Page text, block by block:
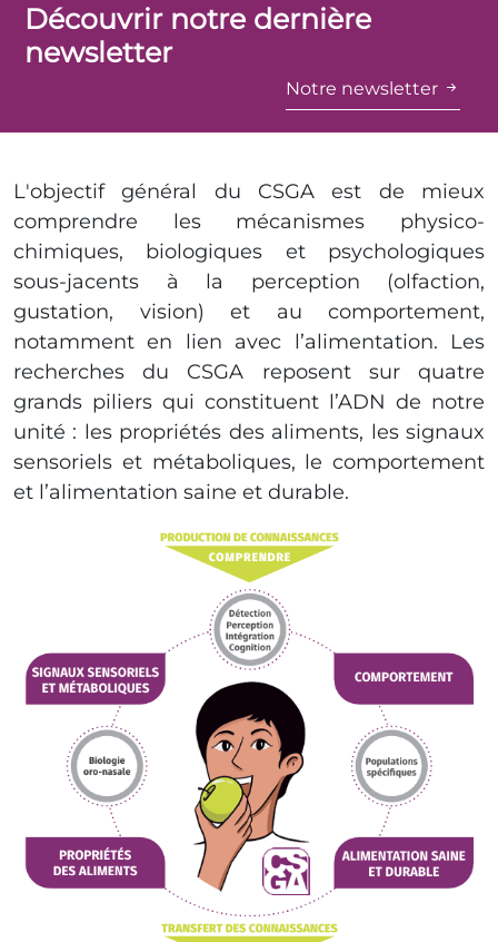
Découvrir notre dernière
newsletter
Notre newsletter
L'objectif général du CSGA est de mieux
comprendre les mécanismes physico-
chimiques, biologiques et psychologiques
sous-jacents à la perception (olfaction,
gustation, vision) et au comportement,
notamment en lien avec l’alimentation. Les
recherches du CSGA reposent sur quatre
grands piliers qui constituent l’ADN de notre
unité : les propriétés des aliments, les signaux
sensoriels et métaboliques, le comportement
et l’alimentation saine et durable.